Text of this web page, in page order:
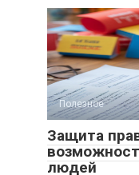
Полезное
Защита
людей